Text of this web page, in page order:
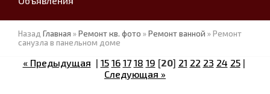
Назад Главная »Ремонт кв. фото »Ремонт ванной » Ремонт
санузла в панельном доме
« Предыдущая | 15 16 17 18 19 [20] 21 22 23 24 25|
Следующая »